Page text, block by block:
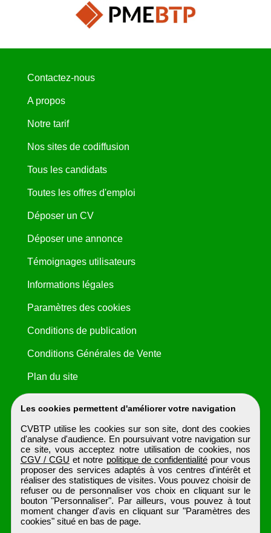
Les cookies permettent d'améliorer votre navigation
CVBTP utilise les cookies sur son site, dont des cookies
d'analyse d'audience. En poursuivant votre navigation sur
ce site, vous acceptez notre utilisation de cookies, nos
CGV / CGU et notre politique de confidentialité pour vous
proposer des services adaptés à vos centres d'intérêt et
réaliser des statistiques de visites. Vous pouvez choisir de
refuser ou de personnaliser vos choix en cliquant sur le
bouton "Personnaliser". Par ailleurs, vous pouvez à tout
moment changer d'avis en cliquant sur "Paramètres des
cookies" situé en bas de page.
Contactez-nous
A propos
Notre tarif
Nos sites de codiffusion
Tous les candidats
Toutes les offres d'emploi
Déposer un CV
Déposer une annonce
Témoignages utilisateurs
Informations légales
Paramètres des cookies
Conditions de publication
Conditions Générales de Vente
Plan du site